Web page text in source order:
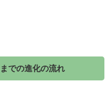
での進化の流れ